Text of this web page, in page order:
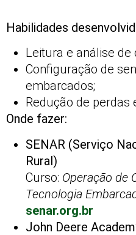
Habilidades
Leitura e análise de
Configuração de
embarcados;
Redução de perdas
Onde fazer:
SENAR (Serviço
Rural)
Curso: Operação de
Tecnologia
senar.org.br
John Deere